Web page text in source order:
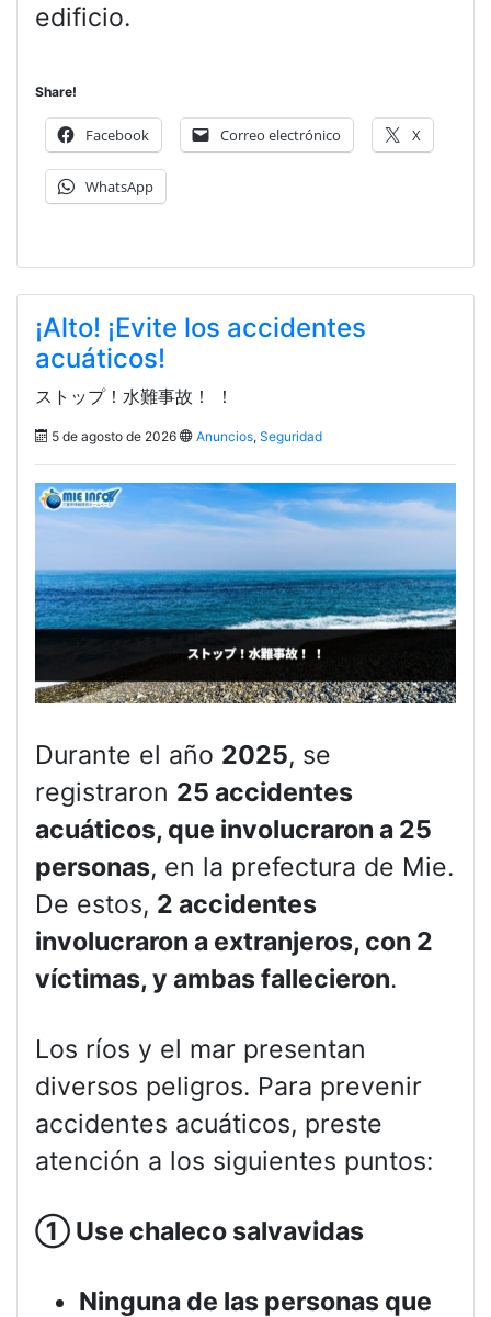
edificio.
Share!
Facebook Correo electrónico X
WhatsApp
¡Alto! ¡Evite los accidentes
acuáticos!
ストップ！水難事故！ ！
5 de agosto de 2026 Anuncios, Seguridad
Durante el año 2025, se
registraron 25 accidentes
acuáticos, que involucraron a 25
personas, en la prefectura de Mie.
De estos, 2 accidentes
involucraron a extranjeros, con 2
víctimas, y ambas fallecieron.
Los ríos y el mar presentan
diversos peligros. Para prevenir
accidentes acuáticos, preste
atención a los siguientes puntos:
① Use chaleco salvavidas
Ninguna de las personas que